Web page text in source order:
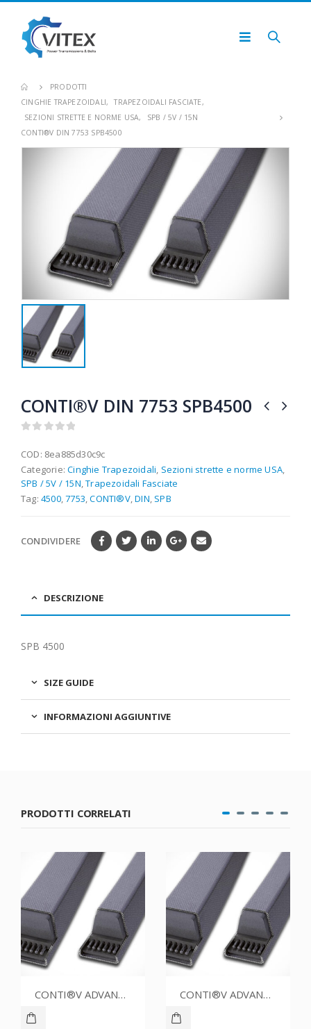
PRODOTTI
CINGHIE TRAPEZOIDALI, TRAPEZOIDALI FASCIATE,
SEZIONI STRETTE E NORME USA,
SPB / 5V / 15N
CONTI®V DIN 7753 SPB4500
CONTI®V DIN 7753 SPB4500
COD: 8ea885d30c9c
Categorie:Cinghie Trapezoidali Sezioni strette e norme USA
SPB / 5V / 15N ,Trapezoidali Fasciate
Tag: 4500,7753 ,CONTI®V,DIN SPB
CONDIVIDERE
DESCRIZIONE
SPB 4500
SIZE GUIDE
INFORMAZIONI AGGIUNTIVE
PRODOTTI CORRELATI
CONTI®V ADVANCE SPZ1202CR CONTI®V ADVANCE SPZ1237CR